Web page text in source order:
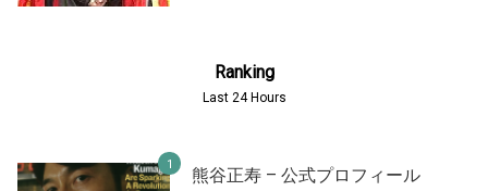
Ranking
Last 24 Hours
熊谷正寿 – 公式プロフィール